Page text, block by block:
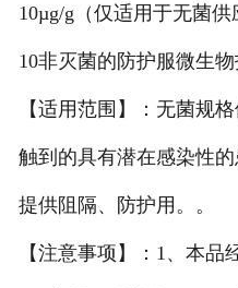
10µg/g（仅适用于无菌供
10非灭菌的防护服微生
【适用范围】：无菌规
触到的具有潜在感染性
提供阻隔、防护用。。
【注意事项】：1、本品